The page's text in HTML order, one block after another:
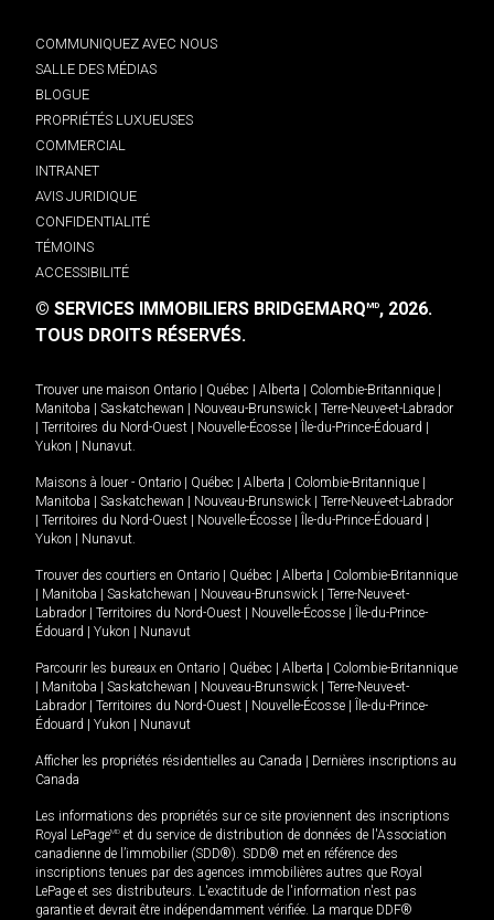
COMMUNIQUEZ AVEC NOUS
SALLE DES MÉDIAS
BLOGUE
PROPRIÉTÉS LUXUEUSES
COMMERCIAL
INTRANET
AVIS JURIDIQUE
CONFIDENTIALITÉ
TÉMOINS
ACCESSIBILITÉ
© SERVICES IMMOBILIERS BRIDGEMARQMD, 2026.
TOUS DROITS RÉSERVÉS.
Trouver une maison Ontario Québec Alberta Colombie-Britannique
Manitoba
Saskatchewan Nouveau-Brunswick
Terre-Neuve-et-Labrador
Territoires du Nord-Ouest Nouvelle-Écosse Île-du-Prince-Édouard
Yukon
Nunavut.
Maisons à louer - Ontario Québec Alberta Colombie-Britannique
Manitoba
Saskatchewan Nouveau-Brunswick
Terre-Neuve-et-Labrador
Territoires du Nord-Ouest Nouvelle-Écosse Île-du-Prince-Édouard
Yukon
Nunavut.
Trouver des courtiers en Ontario Québec Alberta
Colombie-Britannique
Manitoba Saskatchewan Nouveau-Brunswick
Terre-Neuve-et-
Labrador
Territoires du Nord-Ouest Nouvelle-Écosse
Île-du-Prince-
Édouard
Yukon Nunavut
Parcourir les bureaux en Ontario Québec Alberta
Colombie-Britannique
Manitoba Saskatchewan Nouveau-Brunswick
Terre-Neuve-et-
Labrador
Territoires du Nord-Ouest Nouvelle-Écosse
Île-du-Prince-
Édouard
Yukon Nunavut
Afficher les propriétés résidentielles au Canada
Dernières inscriptions au
Canada
Les informations des propriétés sur ce site proviennent des inscriptions
Royal LePageMD et du service de distribution de données de l'Association
canadienne de l’immobilier (SDD®). SDD® met en référence des
inscriptions tenues par des agences immobilières autres que Royal
LePage et ses distributeurs. L'exactitude de l'information n'est pas
garantie et devrait être indépendamment vérifiée. La marque DDF®